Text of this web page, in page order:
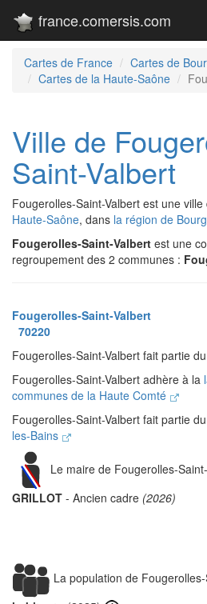
france.comersis.com
Cartes de France
Cartes de
Cartes de la Haute-Saône
Ville de
Saint-Valbert
Fougerolles-Saint-Valbert est une ville
Haute-Saône, dans la région de
Fougerolles-Saint-Valbert est une
regroupement des 2 communes :
Fougerolles-Saint-Valbert
70220
Fougerolles-Saint-Valbert fait partie du
Fougerolles-Saint-Valbert adhère à la
communes de la Haute Comté
Fougerolles-Saint-Valbert fait partie du
les-Bains
Le maire de Fougerolles-
GRILLOT - Ancien cadre (2026)
La population de